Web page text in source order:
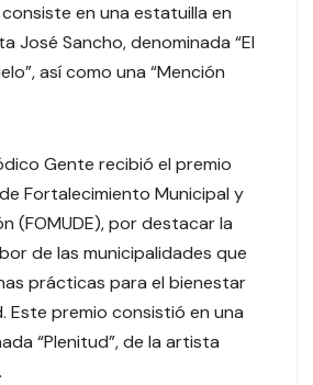
en una estatuilla en
José Sancho, denominada “El
así como una “Mención
Gente recibió el premio
Fortalecimiento Municipal y
(FOMUDE), por destacar la
de las municipalidades que
prácticas para el bienestar
Este premio consistió en una
“Plenitud”, de la artista